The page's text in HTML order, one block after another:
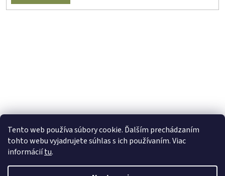
Tento web používa súbory cookie. Ďalším prechádzaním
tohto webu vyjadrujete súhlas s ich používaním. Viac
informáciítu.